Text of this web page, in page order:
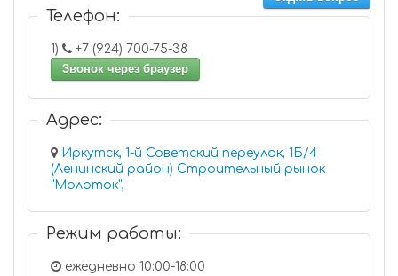
Телефон:
1)
+7 (924) 700-75-38
Звонок через браузер
Адрес:
Иркутск, 1-й Советский переулок, 1Б/4
(Ленинский район) Строительный рынок
"Молоток",
Режим работы:
ежедневно 10:00-18:00